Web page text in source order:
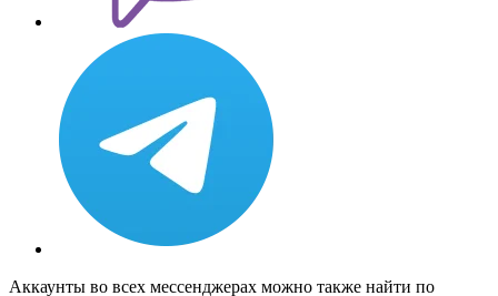
Аккаунты во всех мессенджерах можно также найти по